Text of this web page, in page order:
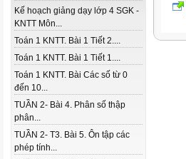
Kế hoạch giảng dạy lớp 4 SGK -
KNTT Môn...
Toán 1 KNTT. Bài 1 Tiết 2....
Toán 1 KNTT. Bài 1 Tiết 1....
Toán 1 KNTT. Bài Các số từ 0
đến 10...
TUẦN 2- Bài 4. Phân số thập
phân...
TUẦN 2- T3. Bài 5. Ôn tập các
phép tính...